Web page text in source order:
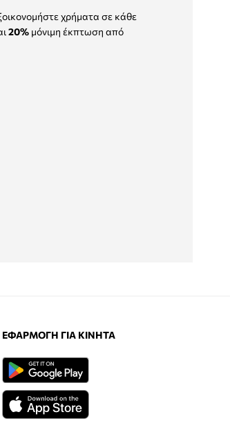
χρήματα σε κάθε
20%μόνιμη έκπτωση από
ΕΦΑΡΜΟΓΉ ΓΙΑ ΚΙΝΗΤΆ